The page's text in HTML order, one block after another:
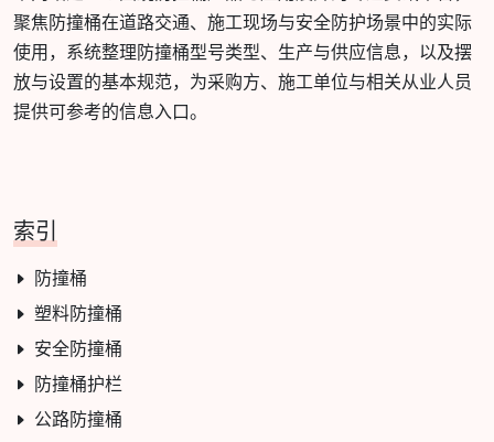
聚焦防撞桶在道路交通、施工现场与安全防护场景中的实际
使用，系统整理防撞桶型号类型、生产与供应信息，以及摆
放与设置的基本规范，为采购方、施工单位与相关从业人员
提供可参考的信息入口。
索引
防撞桶
塑料防撞桶
安全防撞桶
防撞桶护栏
公路防撞桶